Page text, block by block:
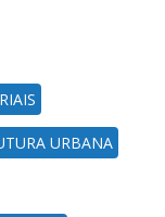
URBANA